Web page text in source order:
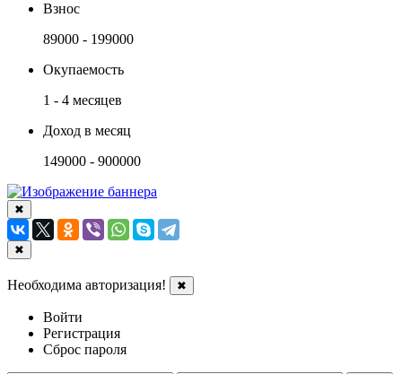
Взнос
89000 - 199000
Окупаемость
1 - 4 месяцев
Доход в месяц
149000 - 900000
✖
✖
Необходима авторизация! ✖
Войти
Регистрация
Сброс пароля